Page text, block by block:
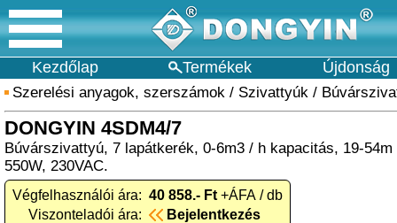
Kezdőlap Termékek Újdonság
Szerelési anyagok, szerszámok / Szivattyúk /
DONGYIN 4SDM4/7
Búvárszivattyú, 7 lapátkerék, 0-6m3 / h kapacitás, 19-54m
550W, 230VAC.
Végfelhasználói ára: 40 858.- Ft +ÁFA / db
Viszonteladói ára:
Bejelentkezés